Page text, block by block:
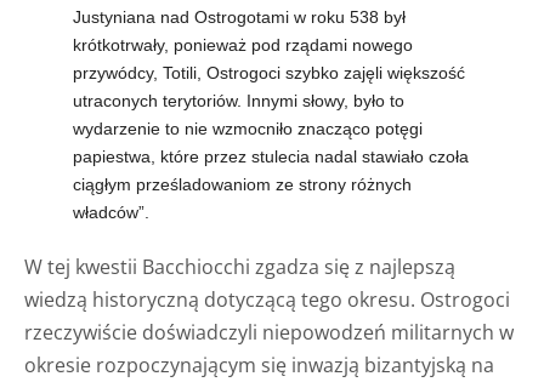
Justyniana nad Ostrogotami w roku 538 był
krótkotrwały, ponieważ pod rządami nowego
przywódcy, Totili, Ostrogoci szybko zajęli większość
utraconych terytoriów. Innymi słowy, było to
wydarzenie to nie wzmocniło znacząco potęgi
papiestwa, które przez stulecia nadal stawiało czoła
ciągłym prześladowaniom ze strony różnych
władców”.
W tej kwestii Bacchiocchi zgadza się z najlepszą
wiedzą historyczną dotyczącą tego okresu. Ostrogoci
rzeczywiście doświadczyli niepowodzeń militarnych w
okresie rozpoczynającym się inwazją bizantyjską na